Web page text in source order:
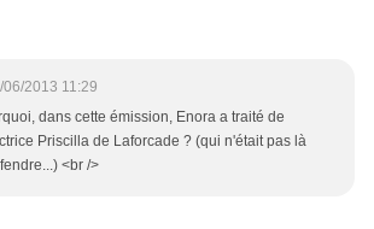
06/2013 11:29
dans cette émission, Enora a traité de
Priscilla de Laforcade ? (qui n'était pas là
<br />